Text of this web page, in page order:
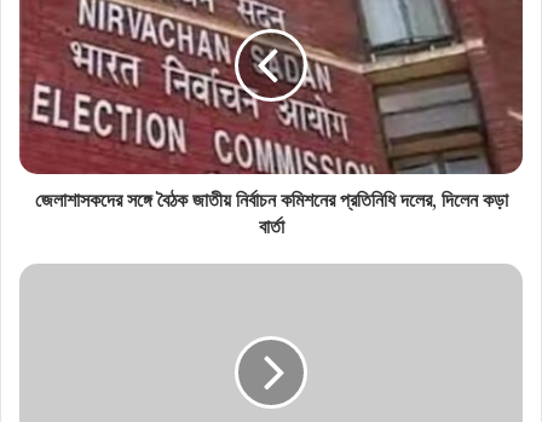
জেলাশাসকদের সঙ্গে বৈঠক জাতীয় নির্বাচন কমিশনের প্রতিনিধি দলের, দিলেন কড়া
বার্তা